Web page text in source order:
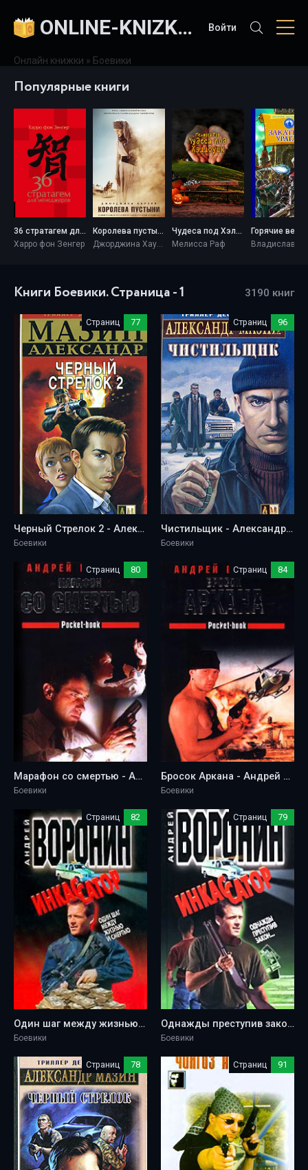
ONLINE-KNIZKI.COM Войти
Онлайн книжки » Боевики
Популярные книги
36 стратагем для менеджеров - Харро фон Зенгер
Харро фон Зенгер
Королева пустыни - Джорджина Хауэлл
Чудеса под Хэллоуин - Мелисса Раф
Мелисса Раф
Книги Боевики. Страница - 1 3190 книг
Страниц 77
Черный Стрелок 2 - Александр Мазин
Боевики
Страниц 96
Чистильщик - Александр Мазин
Боевики
Страниц 80
Марафон со смертью - Андрей Воронин
Боевики
Страниц 84
Бросок Аркана - Андрей Воронин
Боевики
Страниц 82
Один шаг между жизнью и смертью - Андрей Воронин
Боевики
Страниц 79
Однажды преступив закон… - Андрей Воронин
Боевики
Страниц 78 Страниц 91